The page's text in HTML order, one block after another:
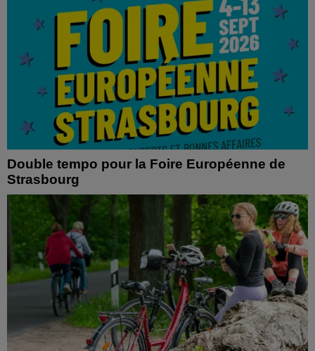
Double tempo pour la Foire Européenne de
Strasbourg